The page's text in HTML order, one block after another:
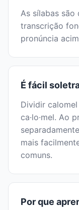
As sílabas são
transcrição
pronúncia
É fácil
Dividir
ca·lo·mel. Ao
mais
comuns.
Por que